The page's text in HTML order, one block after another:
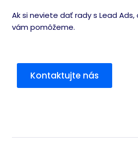
Ak si neviete dať rady s Lead
vám pomôžeme.
Kontaktujte nás